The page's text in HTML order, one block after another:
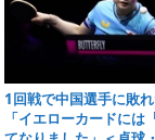
1回戦で中国選手に敗
「イエローカードには